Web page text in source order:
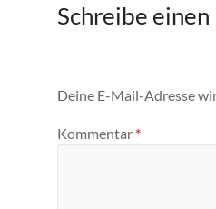
Schreibe
Deine E-Mail-Adresse
Kommentar *